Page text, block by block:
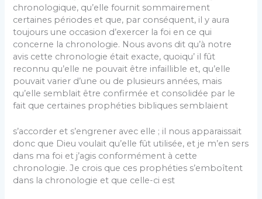
chronologique, qu’elle fournit sommairement
certaines périodes et que, par conséquent, il y aura
toujours une occasion d’exercer la foi en ce qui
concerne la chronologie. Nous avons dit qu’à notre
avis cette chronologie était exacte, quoiqu’ il fût
reconnu qu’elle ne pouvait être infaillible et, qu’elle
pouvait varier d’une ou de plusieurs années, mais
qu’elle semblait être confirmée et consolidée par le
fait que certaines prophéties bibliques semblaient
s’accorder et s’engrener avec elle ; il nous apparaissait
donc que Dieu voulait qu’elle fût utilisée, et je m’en sers
dans ma foi et j’agis conformément à cette
chronologie. Je crois que ces prophéties s’emboîtent
dans la chronologie et que celle-ci est